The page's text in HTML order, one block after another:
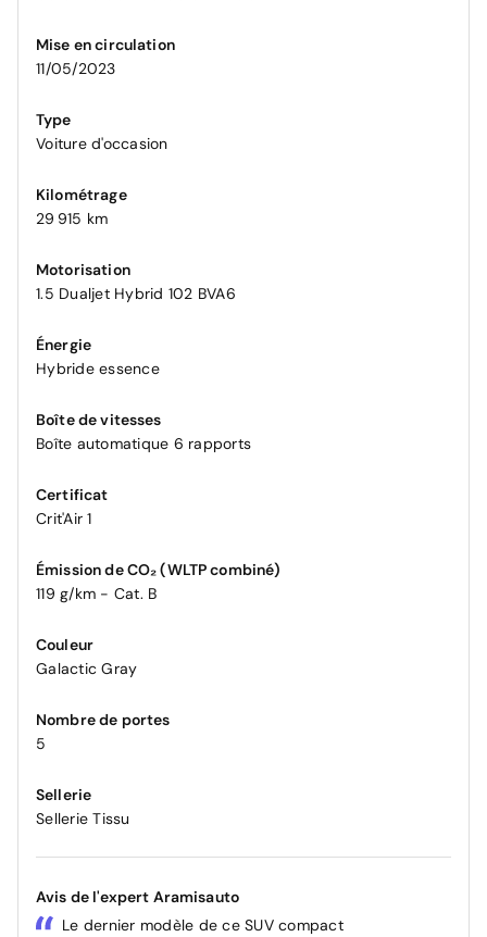
Mise en circulation
11/05/2023
Type
Voiture d'occasion
Kilométrage
29 915 km
Motorisation
1.5 Dualjet Hybrid 102 BVA6
Énergie
Hybride essence
Boîte de vitesses
Boîte automatique 6 rapports
Certificat
Crit'Air 1
Émission de CO₂ (WLTP combiné)
119 g/km - Cat. B
Couleur
Galactic Gray
Nombre de portes
5
Sellerie
Sellerie Tissu
Avis de l'expert Aramisauto
Le dernier modèle de ce SUV compact